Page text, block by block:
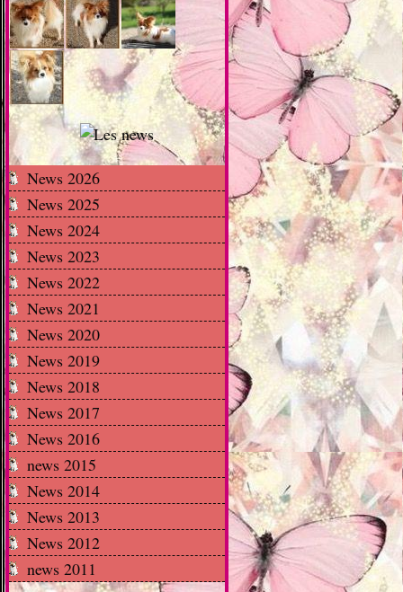
News 2026
News 2025
News 2024
News 2023
News 2022
News 2021
News 2020
News 2019
News 2018
News 2017
News 2016
news 2015
News 2014
News 2013
News 2012
news 2011